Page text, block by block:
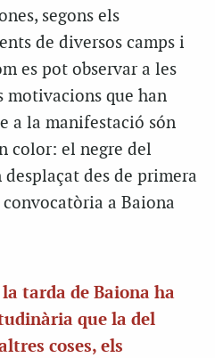
segons els
de diversos camps i
es pot observar a les
motivacions que han
a la manifestació són
color: el negre del
desplaçat des de primera
a Baiona
tarda de Baiona ha
que la del
coses, els